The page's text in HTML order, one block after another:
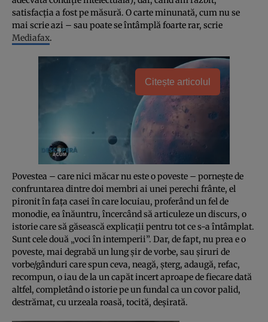
satisfacţia a fost pe măsură. O carte minunată, cum nu se
mai scrie azi – sau poate se întâmplă foarte rar, scrie
Mediafax.
Citește articolul
Povestea – care nici măcar nu este o poveste – porneşte de
confruntarea dintre doi membri ai unei perechi frânte, el
pironit în faţa casei în care locuiau, proferând un fel de
monodie, ea înăuntru, încercând să articuleze un discurs, o
istorie care să găsească explicaţii pentru tot ce s-a întâmplat.
Sunt cele două „voci în intemperii”. Dar, de fapt, nu prea e o
poveste, mai degrabă un lung şir de vorbe, sau şiruri de
vorbe/gânduri care spun ceva, neagă, şterg, adaugă, refac,
recompun, o iau de la un capăt incert aproape de fiecare dată
altfel, completând o istorie pe un fundal ca un covor palid,
destrămat, cu urzeala roasă, tocită, deşirată.